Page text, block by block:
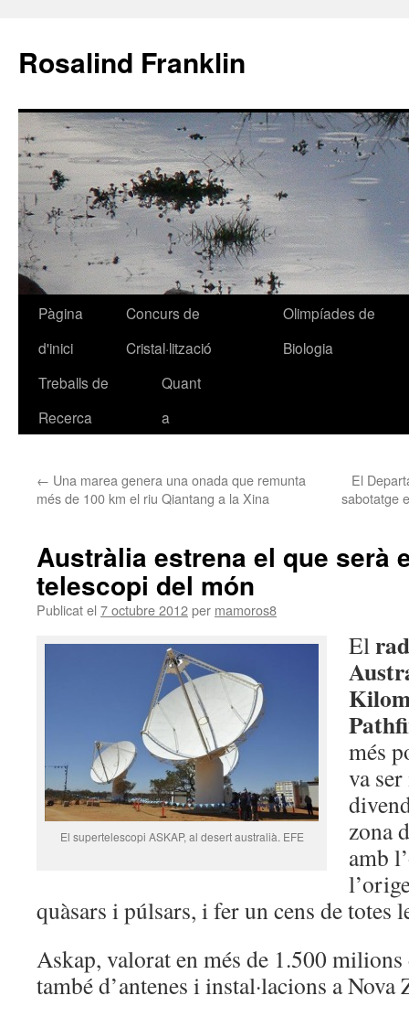
Rosalind Franklin
Vés
contingut
Pàgina
d'inici
Concurs de
Cristal·lització
Olimpíades de
Biologia
Treballs de
Recerca
Quant
a
← Una marea genera una onada que remunta
més de 100 km el riu Qiantang a la Xina
El
sabotatge
Austràlia estrena el que serà
telescopi del món
Publicat el 7 octubre 2012per mamoros8
El supertelescopi ASKAP, al desert australià. EFE
El
més
va
zona
amb
quàsars i púlsars, i fer un cens de totes
Askap, valorat en més de 1.500 milions
també d’antenes i instal·lacions a